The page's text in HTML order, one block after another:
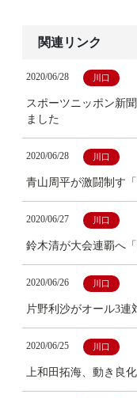
関連リンク
2020/06/28 川口
スポーツニッポン新
ました
2020/06/28 川口
青山周平が激闘制す
2020/06/27 川口
鈴木清が大会連覇へ
2020/06/26 川口
片野利沙がオール3連
2020/06/25 川口
上和田拓海、動き良